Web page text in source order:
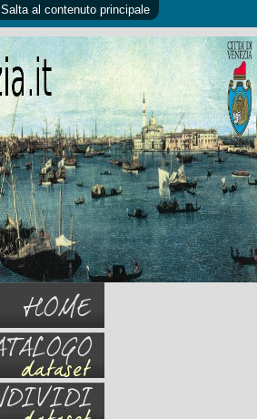
Salta al contenuto principale